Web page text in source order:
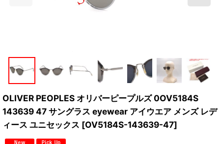
OLIVER PEOPLES オリバーピープルズ 0OV5184S
143639 47 サングラス eyewear アイウエア メンズ レデ
ィース ユニセックス [OV5184S-143639-47]